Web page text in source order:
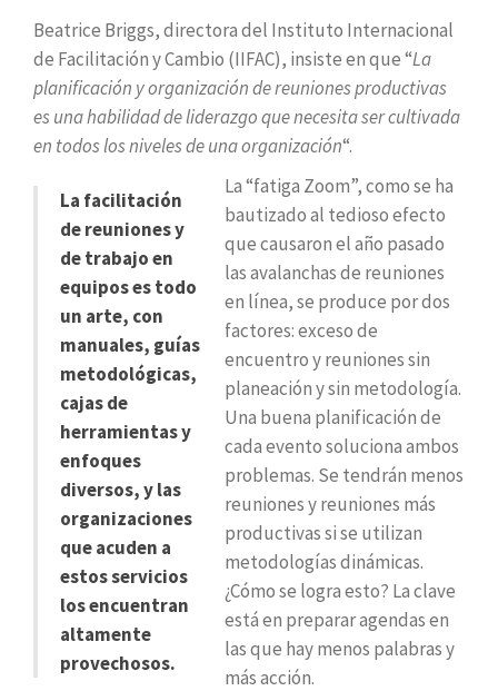
Beatrice Briggs, directora del Instituto Internacional
de Facilitación y Cambio (IIFAC), insiste en que “La
planificación y organización de reuniones productivas
es una habilidad de liderazgo que necesita ser cultivada
en todos los niveles de una organización“.
La facilitación
de reuniones y
de trabajo en
equipos es todo
un arte, con
manuales, guías
metodológicas,
cajas de
herramientas y
enfoques
diversos, y las
organizaciones
que acuden a
estos servicios
los encuentran
altamente
provechosos.
La “fatiga Zoom”, como se ha
bautizado al tedioso efecto
que causaron el año pasado
las avalanchas de reuniones
en línea, se produce por dos
factores: exceso de
encuentro y reuniones sin
planeación y sin metodología.
Una buena planificación de
cada evento soluciona ambos
problemas. Se tendrán menos
reuniones y reuniones más
productivas si se utilizan
metodologías dinámicas.
¿Cómo se logra esto? La clave
está en preparar agendas en
las que hay menos palabras y
más acción.